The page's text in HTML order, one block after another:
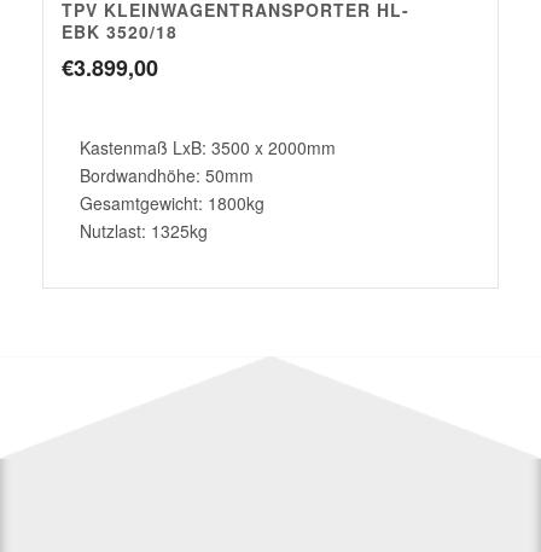
TPV KLEINWAGENTRANSPORTER HL-
EBK 3520/18
€3.899,00
Kastenmaß LxB: 3500 x 2000mm
Bordwandhöhe: 50mm
Gesamtgewicht: 1800kg
Nutzlast: 1325kg